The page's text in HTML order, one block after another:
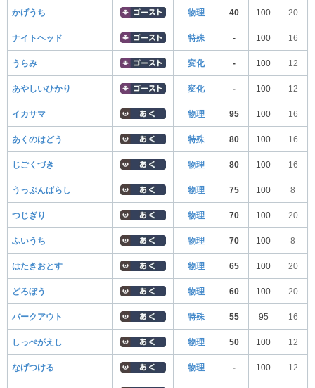
かげうち 物理 40 100 20
ナイトヘッド 特殊 - 100 16
うらみ 変化 - 100 12
あやしいひかり 変化 - 100 12
イカサマ 物理 95 100 16
あくのはどう 特殊 80 100 16
じごくづき 物理 80 100 16
うっぷんばらし 物理 75 100 8
つじぎり 物理 70 100 20
ふいうち 物理 70 100 8
はたきおとす 物理 65 100 20
どろぼう 物理 60 100 20
バークアウト 特殊 55 95 16
しっぺがえし 物理 50 100 12
なげつける 物理 - 100 12